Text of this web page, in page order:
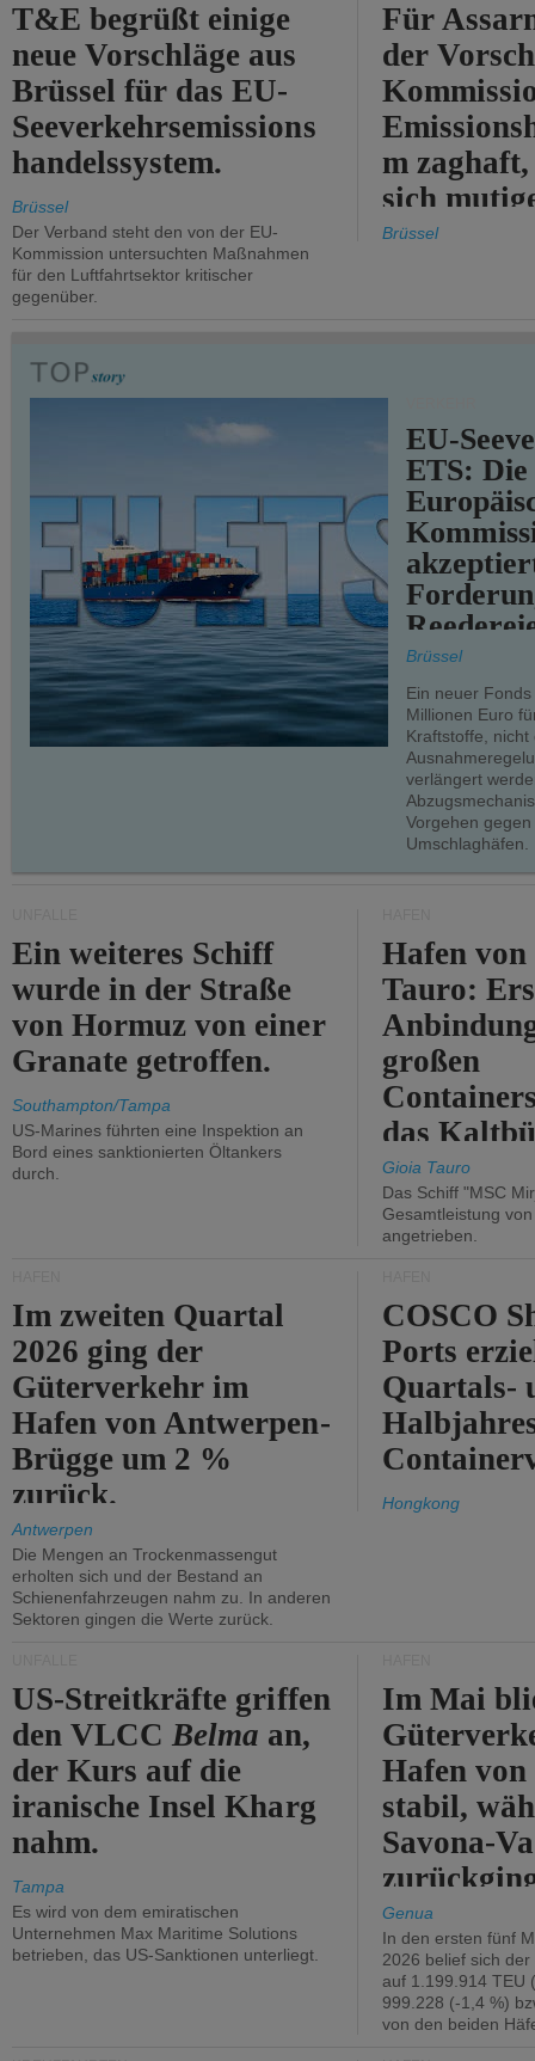
T&E begrüßt einige
neue Vorschläge aus
Brüssel für das EU-
Seeverkehrsemissions
handelssystem.
Brüssel
Der Verband steht den von der EU-
Kommission untersuchten Maßnahmen
für den Luftfahrtsektor kritischer
gegenüber.
Für
der
m
sich
Brüssel
EU-
ETS: Die
teilweise.
Brüssel
Ein neuer
Millionen Euro
Kraftstoffe, nicht
verlängert
Vorgehen
Umschlaghäfen.
Ein weiteres Schiff
wurde in der Straße
von Hormuz von einer
Granate getroffen.
Southampton/Tampa
US-Marines führten eine Inspektion an
Bord eines sanktionierten Öltankers
durch.
Hafen
Tauro:
großen
das
Gioia Tauro
Das Schiff "MSC
Gesamtleistung
angetrieben.
Im zweiten Quartal
2026 ging der
Güterverkehr im
Hafen von Antwerpen-
Brügge um 2 %
zurück.
Antwerpen
Die Mengen an Trockenmassengut
erholten sich und der Bestand an
Schienenfahrzeugen nahm zu. In anderen
Sektoren gingen die Werte zurück.
COSCO
Ports
Quartals-
Hongkong
US-Streitkräfte griffen
den VLCCBelma an,
der Kurs auf die
iranische Insel Kharg
nahm.
Tampa
Es wird von dem emiratischen
Unternehmen Max Maritime Solutions
betrieben, das US-Sanktionen unterliegt.
Im Mai
Hafen von
stabil,
Savona-
Genua
In den ersten fünf
2026 belief sich
auf 1.199.914 TEU
999.228 (-1,4 %)
von den beiden